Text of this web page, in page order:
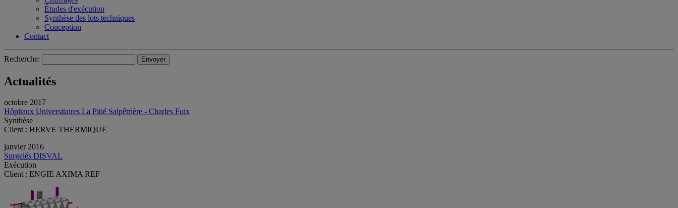
Études d'exécution
Synthèse des lots techniques
Conception
Contact
Recherche:
Actualités
octobre 2017
Hôpitaux Universitaires La Pitié Salpêtrière - Charles Foix
Synthèse
Client : HERVE THERMIQUE
janvier 2016
Surgelés DISVAL
Exécution
Client : ENGIE AXIMA REF